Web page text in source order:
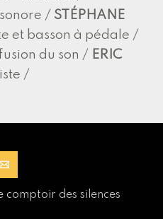
/ STÉPHANE
et basson à pédale /
du son / ERIC
/
des silences